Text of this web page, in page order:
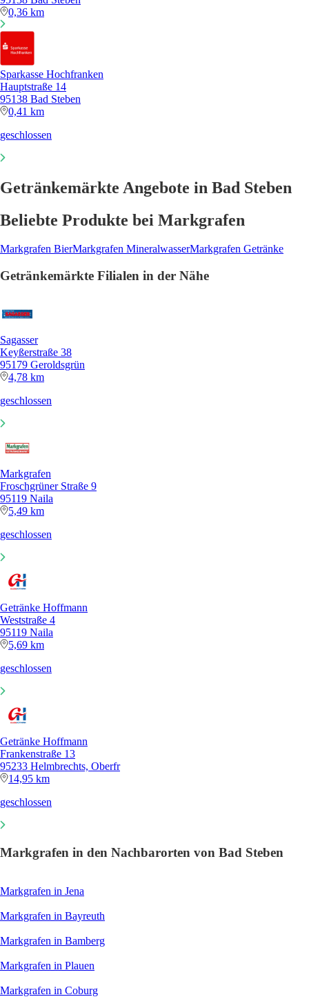
0,36 km
Sparkasse Hochfranken
Hauptstraße 14
95138 Bad Steben
0,41 km
geschlossen
Getränkemärkte Angebote in Bad Steben
Beliebte Produkte bei Markgrafen
Markgrafen BierMarkgrafen MineralwasserMarkgrafen Getränke
Getränkemärkte Filialen in der Nähe
Sagasser
Keyßerstraße 38
95179 Geroldsgrün
4,78 km
geschlossen
Markgrafen
Froschgrüner Straße 9
95119 Naila
5,49 km
geschlossen
Getränke Hoffmann
Weststraße 4
95119 Naila
5,69 km
geschlossen
Getränke Hoffmann
Frankenstraße 13
95233 Helmbrechts, Oberfr
14,95 km
geschlossen
Markgrafen in den Nachbarorten von Bad Steben
Markgrafen in Jena
Markgrafen in Bayreuth
Markgrafen in Bamberg
Markgrafen in Plauen
Markgrafen in Coburg